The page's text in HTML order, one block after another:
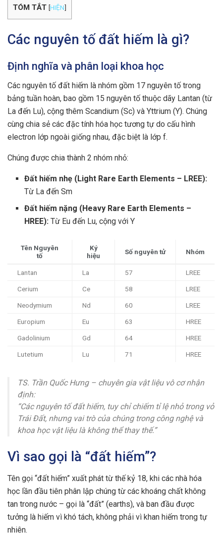
TÓM TẮT [HIỆN]
Các nguyên tố đất hiếm là gì?
Định nghĩa và phân loại khoa học
Các nguyên tố đất hiếm là nhóm gồm 17 nguyên tố trong
bảng tuần hoàn, bao gồm 15 nguyên tố thuộc dãy Lantan (từ
La đến Lu), cộng thêm Scandium (Sc) và Yttrium (Y). Chúng
cùng chia sẻ các đặc tính hóa học tương tự do cấu hình
electron lớp ngoài giống nhau, đặc biệt là lớp f.
Chúng được chia thành 2 nhóm nhỏ:
Đất hiếm nhẹ (Light Rare Earth Elements – LREE):
Từ La đến Sm
Đất hiếm nặng (Heavy Rare Earth Elements –
HREE): Từ Eu đến Lu, cộng với Y
Tên Nguyên
tố
Ký
hiệu
Số nguyên tử Nhóm
Lantan La 57 LREE
Cerium Ce 58 LREE
Neodymium Nd 60 LREE
Europium Eu 63 HREE
Gadolinium Gd 64 HREE
Lutetium Lu 71 HREE
TS. Trần Quốc Hưng – chuyên gia vật liệu vô cơ nhận
định:
“Các nguyên tố đất hiếm, tuy chỉ chiếm tỉ lệ nhỏ trong vỏ
Trái Đất, nhưng vai trò của chúng trong công nghệ và
khoa học vật liệu là không thể thay thế.”
Vì sao gọi là “đất hiếm”?
Tên gọi “đất hiếm” xuất phát từ thế kỷ 18, khi các nhà hóa
học lần đầu tiên phân lập chúng từ các khoáng chất không
tan trong nước – gọi là “đất” (earths), và ban đầu được
tưởng là hiếm vì khó tách, không phải vì khan hiếm trong tự
nhiên.